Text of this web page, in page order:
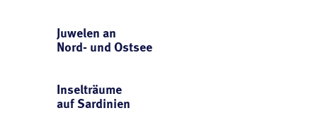
Juwelen an
Nord- und Ostsee
Inselträume
auf Sardinien